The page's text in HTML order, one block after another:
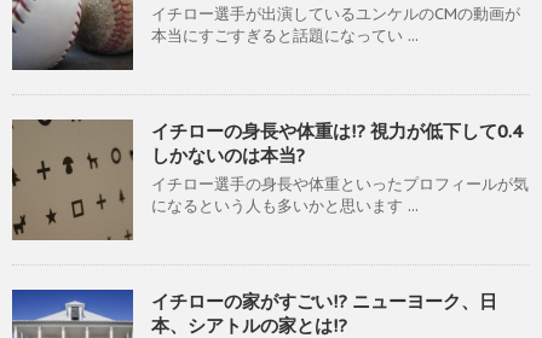
イチロー選手が出演しているユンケルのCMの動画が
本当にすごすぎると話題になってい ...
イチローの身長や体重は!? 視力が低下して0.4
しかないのは本当?
イチロー選手の身長や体重といったプロフィールが気
になるという人も多いかと思います ...
イチローの家がすごい!? ニューヨーク、日
本、シアトルの家とは!?